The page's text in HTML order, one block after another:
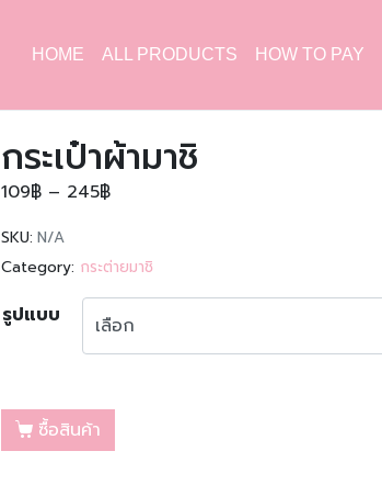
HOME ALL PRODUCTS HOW TO PAY
กระเป๋าผ้ามาชิ
109฿ – 245฿
SKU: N/A
Category: กระต่ายมาชิ
รูปแบบ
ซื้อสินค้า